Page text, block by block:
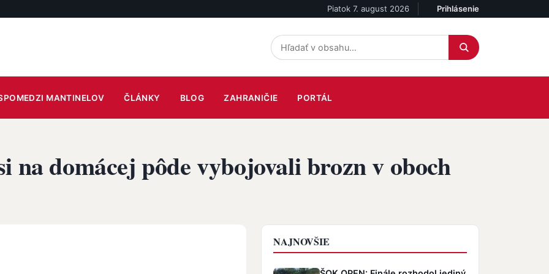
Piatok 7. august 2026 Účet
Prihlásenie
MANTINELOV ČLÁNKY BLOG ZAHRANIČIE PORTÁL
na domácej pôde vybojovali brozn v oboch
NAJNOVŠIE